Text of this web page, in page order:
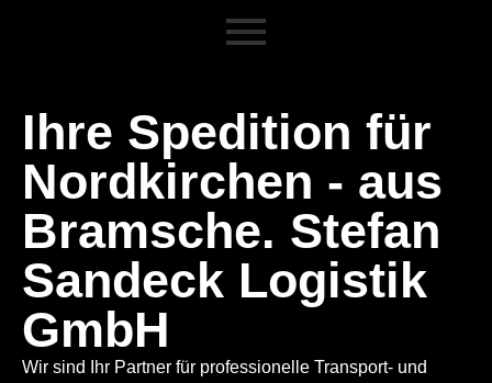
Ihre Spedition für
Nordkirchen - aus
Bramsche. Stefan
Sandeck Logistik
GmbH
Wir sind Ihr Partner für professionelle Transport- und